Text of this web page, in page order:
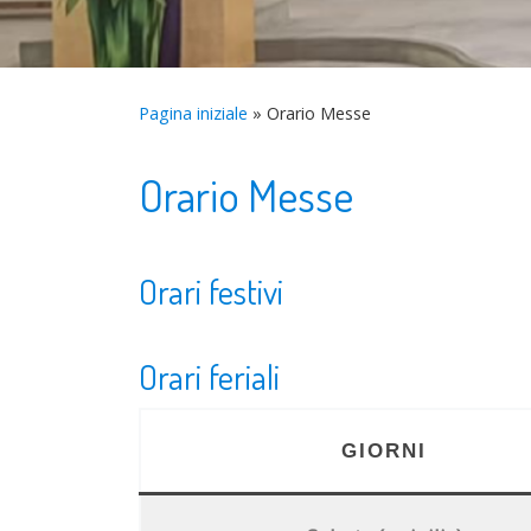
Pagina iniziale » Orario Messe
Orario Messe
Orari festivi
Orari feriali
GIORNI